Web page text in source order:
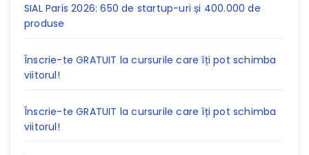
SIAL Paris 2026: 650 de startup-uri și 400.000 de
produse
Înscrie-te GRATUIT la cursurile care îți pot schimba
viitorul!
Înscrie-te GRATUIT la cursurile care îți pot schimba
viitorul!